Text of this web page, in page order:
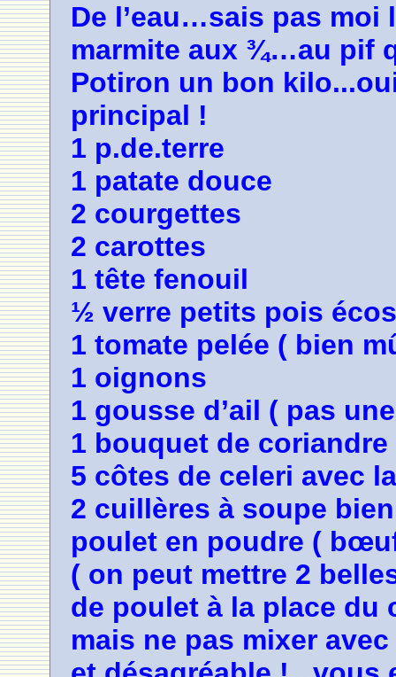
De l’eau…sais pas
marmite aux ¾…au pif
Potiron un bon
principal !
1 p.de.terre
1 patate douce
2 courgettes
2 carottes
1 tête fenouil
½ verre petits pois
1 tomate pelée ( bien
1 oignons
1 gousse d’ail ( pas
1 bouquet de
5 côtes de celeri avec
2 cuillères à soupe
poulet en poudre (
( on peut mettre 2
de poulet à la place du
mais ne pas mixer